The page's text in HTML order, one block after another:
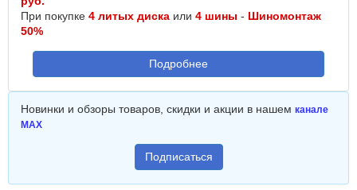
При покупке 4 литых диска или 4 шины - Шиномонтаж
50%
Подробнее
Новинки и обзоры товаров, скидки и акции в нашем канале
MAX
Подписаться